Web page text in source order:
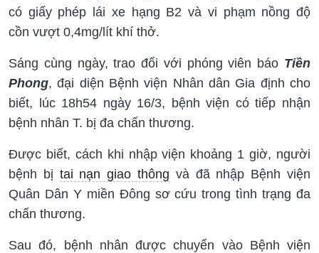
có giấy phép lái xe hạng B2 và vi phạm nồng độ
cồn vượt 0,4mg/lít khí thở.
Sáng cùng ngày, trao đổi với phóng viên báo Tiền
Phong, đại diện Bệnh viện Nhân dân Gia định cho
biết, lúc 18h54 ngày 16/3, bệnh viện có tiếp nhận
bệnh nhân T. bị đa chấn thương.
Được biết, cách khi nhập viện khoảng 1 giờ, người
bệnh bị tai nạn giao thông và đã nhập Bệnh viện
Quân Dân Y miền Đông sơ cứu trong tình trạng đa
chấn thương.
Sau đó, bệnh nhân được chuyển vào Bệnh viện